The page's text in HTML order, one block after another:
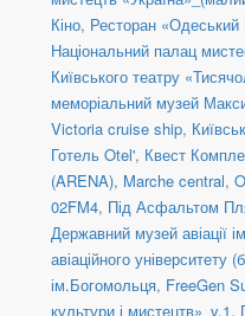
Кіно, Ресторан
Національний палац
Київського театру
меморіальний музей
Victoria cruise ship,
Готель Otel', Квест
(ARENA), Marche central,
02FM4, Під Асфальтом
Державний музей авіації
авіаційного університету
ім.Богомольця, FreeGen
культури і мистецтв»_v.1,